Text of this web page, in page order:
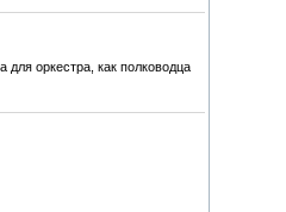
оркестра, как полководца